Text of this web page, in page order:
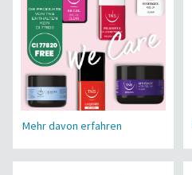
Mehr davon erfahren